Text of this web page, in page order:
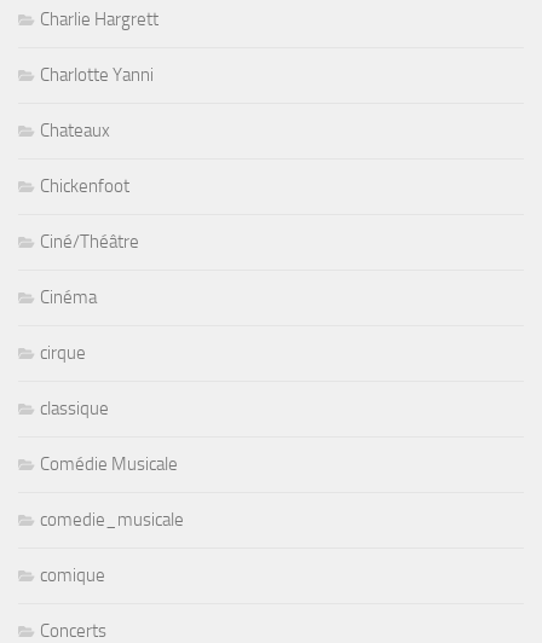
Charlie Hargrett
Charlotte Yanni
Chateaux
Chickenfoot
Ciné/Théâtre
Cinéma
cirque
classique
Comédie Musicale
comedie_musicale
comique
Concerts